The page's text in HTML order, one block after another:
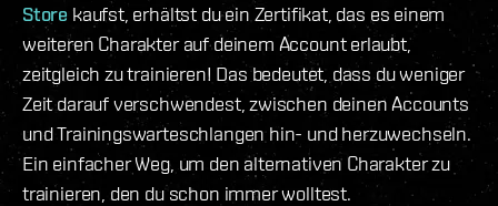
Store kaufst, erhältst du ein Zertifikat, das es einem
weiteren Charakter auf deinem Account erlaubt,
zeitgleich zu trainieren! Das bedeutet, dass du weniger
Zeit darauf verschwendest, zwischen deinen Accounts
und Trainingswarteschlangen hin- und herzuwechseln.
Ein einfacher Weg, um den alternativen Charakter zu
trainieren, den du schon immer wolltest.